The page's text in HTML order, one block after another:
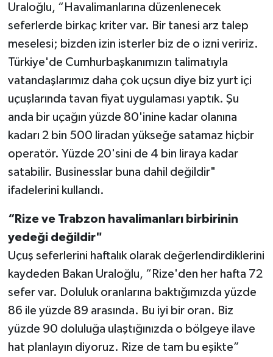
Uraloğlu, “Havalimanlarına düzenlenecek
seferlerde birkaç kriter var. Bir tanesi arz talep
meselesi; bizden izin isterler biz de o izni veririz.
Türkiye'de Cumhurbaşkanımızın talimatıyla
vatandaşlarımız daha çok uçsun diye biz yurt içi
uçuşlarında tavan fiyat uygulaması yaptık. Şu
anda bir uçağın yüzde 80'inine kadar olanına
kadarı 2 bin 500 liradan yükseğe satamaz hiçbir
operatör. Yüzde 20'sini de 4 bin liraya kadar
satabilir. Businesslar buna dahil değildir"
ifadelerini kullandı.
“Rize ve Trabzon havalimanları birbirinin
yedeği değildir"
Uçuş seferlerini haftalık olarak değerlendirdiklerini
kaydeden Bakan Uraloğlu, “Rize'den her hafta 72
sefer var. Doluluk oranlarına baktığımızda yüzde
86 ile yüzde 89 arasında. Bu iyi bir oran. Biz
yüzde 90 doluluğa ulaştığınızda o bölgeye ilave
hat planlayın diyoruz. Rize de tam bu eşikte”